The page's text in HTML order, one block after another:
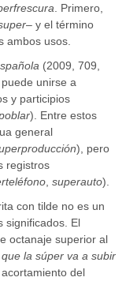
. Primero,
– y el término
ambos usos.
(2009, 709,
unirse a
y participios
). Entre estos
general
), pero
registros
,superauto).
con tilde no es un
significados. El
octanaje superior al
la súper va a subir
del